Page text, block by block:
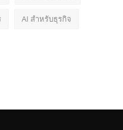
AI สำหรับธุรกิจ